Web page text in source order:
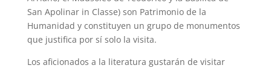
San Apolinar in Classe) son Patrimonio de la
Humanidad y constituyen un grupo de monumentos
que justifica por sí solo la visita.
Los aficionados a la literatura gustarán de visitar